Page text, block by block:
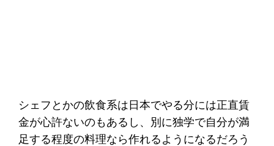
シェフとかの飲食系は日本でやる分には正直賃
金が心許ないのもあるし、別に独学で自分が満
足する程度の料理なら作れるようになるだろう